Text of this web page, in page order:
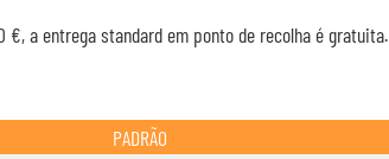
€, a entrega standard em ponto de recolha é gratuita.
PADRÃO